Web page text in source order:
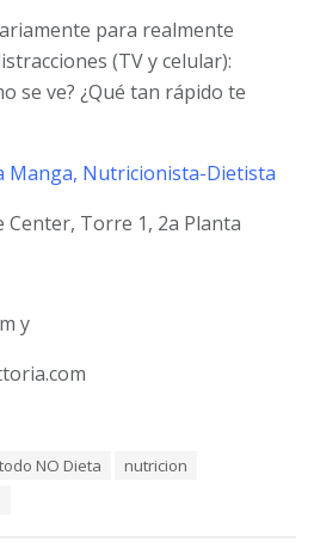
para realmente
(TV y celular):
se ve? ¿Qué tan rápido te
Manga, Nutricionista-Dietista
Center, Torre 1, 2a Planta
y
NO Dieta
nutricion